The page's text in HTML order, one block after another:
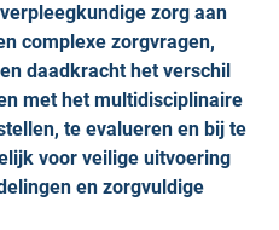
zorg aan
complexe zorgvragen,
daadkracht het verschil
met het multidisciplinaire
te evalueren en bij te
voor veilige uitvoering
en zorgvuldige